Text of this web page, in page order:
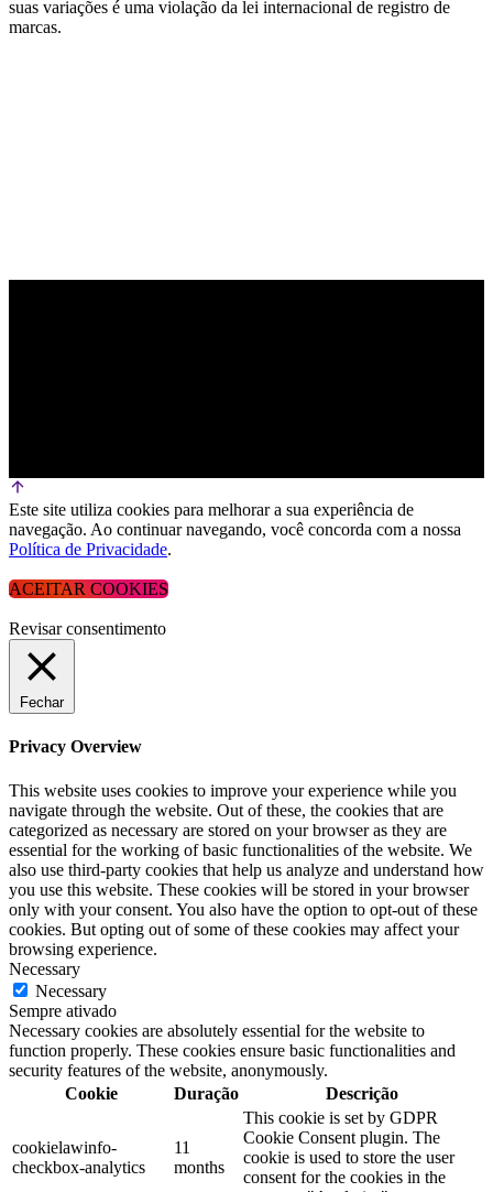
suas variações é uma violação da lei internacional de registro de
marcas.
Este site utiliza cookies para melhorar a sua experiência de
navegação. Ao continuar navegando, você concorda com a nossa
Política de Privacidade.
ACEITAR COOKIES
Revisar consentimento
Fechar
Privacy Overview
This website uses cookies to improve your experience while you
navigate through the website. Out of these, the cookies that are
categorized as necessary are stored on your browser as they are
essential for the working of basic functionalities of the website. We
also use third-party cookies that help us analyze and understand how
you use this website. These cookies will be stored in your browser
only with your consent. You also have the option to opt-out of these
cookies. But opting out of some of these cookies may affect your
browsing experience.
Necessary
Necessary
Sempre ativado
Necessary cookies are absolutely essential for the website to
function properly. These cookies ensure basic functionalities and
security features of the website, anonymously.
Cookie
Duração Descrição
cookielawinfo-
checkbox-analytics
11
months
This cookie is set by GDPR
Cookie Consent plugin. The
cookie is used to store the user
consent for the cookies in the